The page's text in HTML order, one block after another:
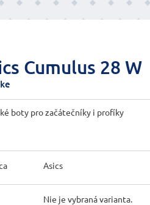
Cumulus 28 W
boty pro začátečníky i profíky
Asics
Nie je vybraná varianta.